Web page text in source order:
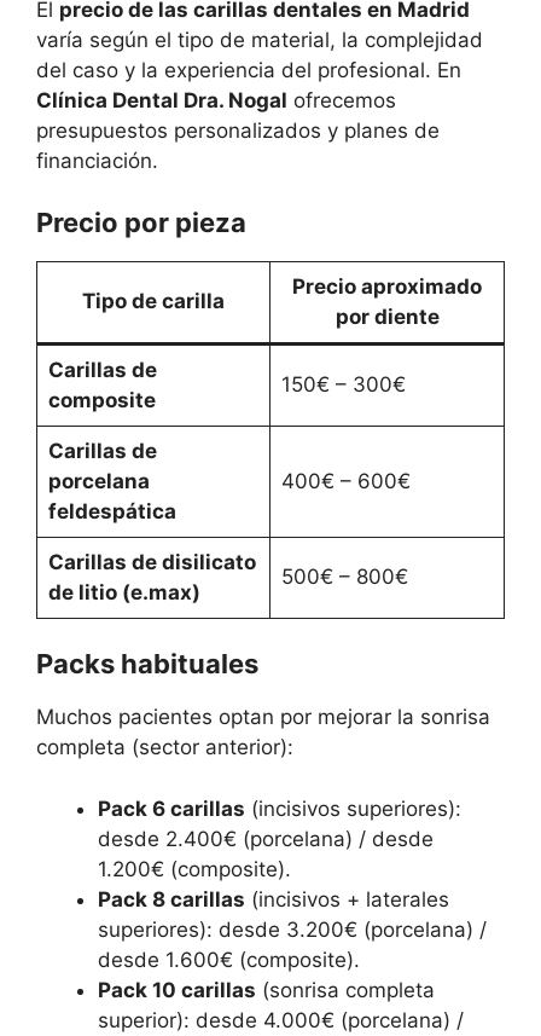
El precio de las carillas dentales en Madrid
varía según el tipo de material, la complejidad
del caso y la experiencia del profesional. En
Clínica Dental Dra. Nogal ofrecemos
presupuestos personalizados y planes de
financiación.
Precio por pieza
Tipo de carilla
Precio aproximado
por diente
Carillas de
composite
150€ – 300€
Carillas de
porcelana
feldespática
400€ – 600€
Carillas de disilicato
de litio (e.max)
500€ – 800€
Packs habituales
Muchos pacientes optan por mejorar la sonrisa
completa (sector anterior):
Pack 6 carillas (incisivos superiores):
desde 2.400€ (porcelana) / desde
1.200€ (composite).
Pack 8 carillas (incisivos + laterales
superiores): desde 3.200€ (porcelana) /
desde 1.600€ (composite).
Pack 10 carillas (sonrisa completa
superior): desde 4.000€ (porcelana) /